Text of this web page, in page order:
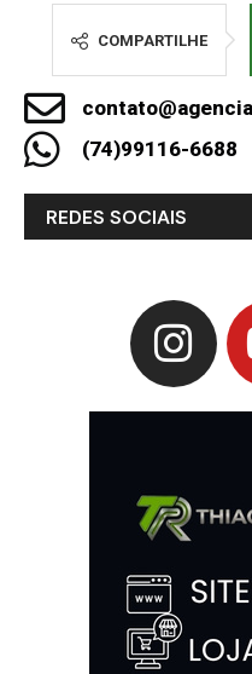
COMPARTILHE
(74)99116-6688
REDES SOCIAIS